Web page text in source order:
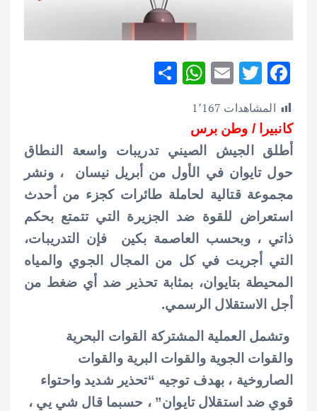
F
ac
e
b
o
o
k
T
w
it
te
r
E
m
ai
l
W
s
A
p
p
e
المشاهدات 1٬167
كانبيرا / وطن برس
أطلق الجيش الصيني تدريبات واسعة النطاق
حول تايوان في الأول من أبريل نيسان ، ونشر
مجموعة قتالية لحاملة طائرات كجزء من أحدث
استعراض للقوة ضد الجزيرة التي تتمتع بحكم
ذاتي ، وبحسب العاصمة بكين فإن التدريبات،
التي أجريت في كل من المجال الجوي والمياه
المحيطة بتايوان، بمثابة تحذير ضد أي ضغط من
أجل الاستقلال الرسمي.
وتشمل العملية المشتركة القوات البحرية
والقوات الجوية والقوات البرية والقوات
الصاروخية ، بهدف توجيه “تحذير شديد واحتواء
قوي ضد استقلال تايوان” ، حسبما قال شي يي ،